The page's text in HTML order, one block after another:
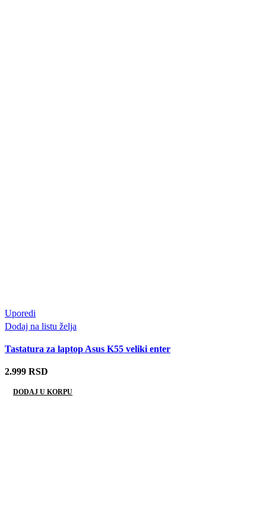
Uporedi
Dodaj na listu želja
Tastatura za laptop Asus K55 veliki enter
2.999 RSD
DODAJ U KORPU